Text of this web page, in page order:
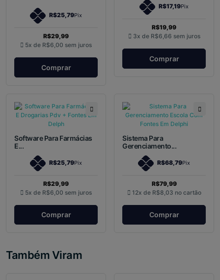
R$25,79Pix
R$29,99
5x de R$6,00 sem juros
Comprar
R$17,19Pix
R$19,99
3x de R$6,66 sem juros
Comprar
Software Para Farmácias
E...
R$25,79Pix
R$29,99
5x de R$6,00 sem juros
Comprar
Sistema Para
Gerenciamento...
R$68,79Pix
R$79,99
12x de R$8,03 no cartão
Comprar
Também Viram